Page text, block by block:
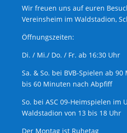
Wir freuen uns auf euren
Vereinsheim im Waldstadion,
Öffnungszeiten:
Di. / Mi./ Do. / Fr. ab 16:30 Uhr
Sa. & So. bei BVB-Spielen ab
bis 60 Minuten nach Abpfiff
So. bei ASC 09-Heimspielen im
Waldstadion von 13 bis 18 Uhr
Der Montag ist Ruhetag